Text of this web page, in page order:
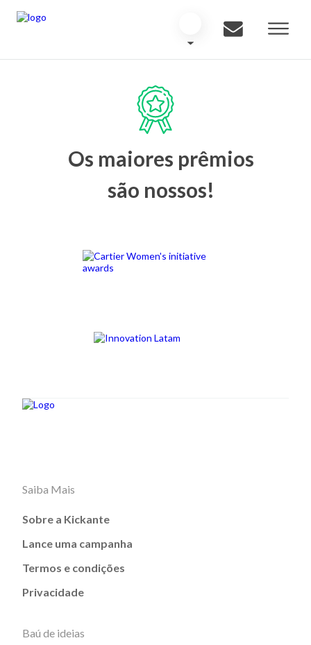
Os maiores prêmios
são nossos!
Saiba Mais
Sobre a Kickante
Lance uma campanha
Termos e condições
Privacidade
Baú de ideias